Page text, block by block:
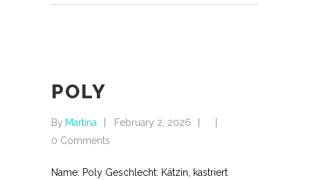
POLY
By Martina
February 2, 2026
0 Comments
Name: Poly Geschlecht: Kätzin, kastriert